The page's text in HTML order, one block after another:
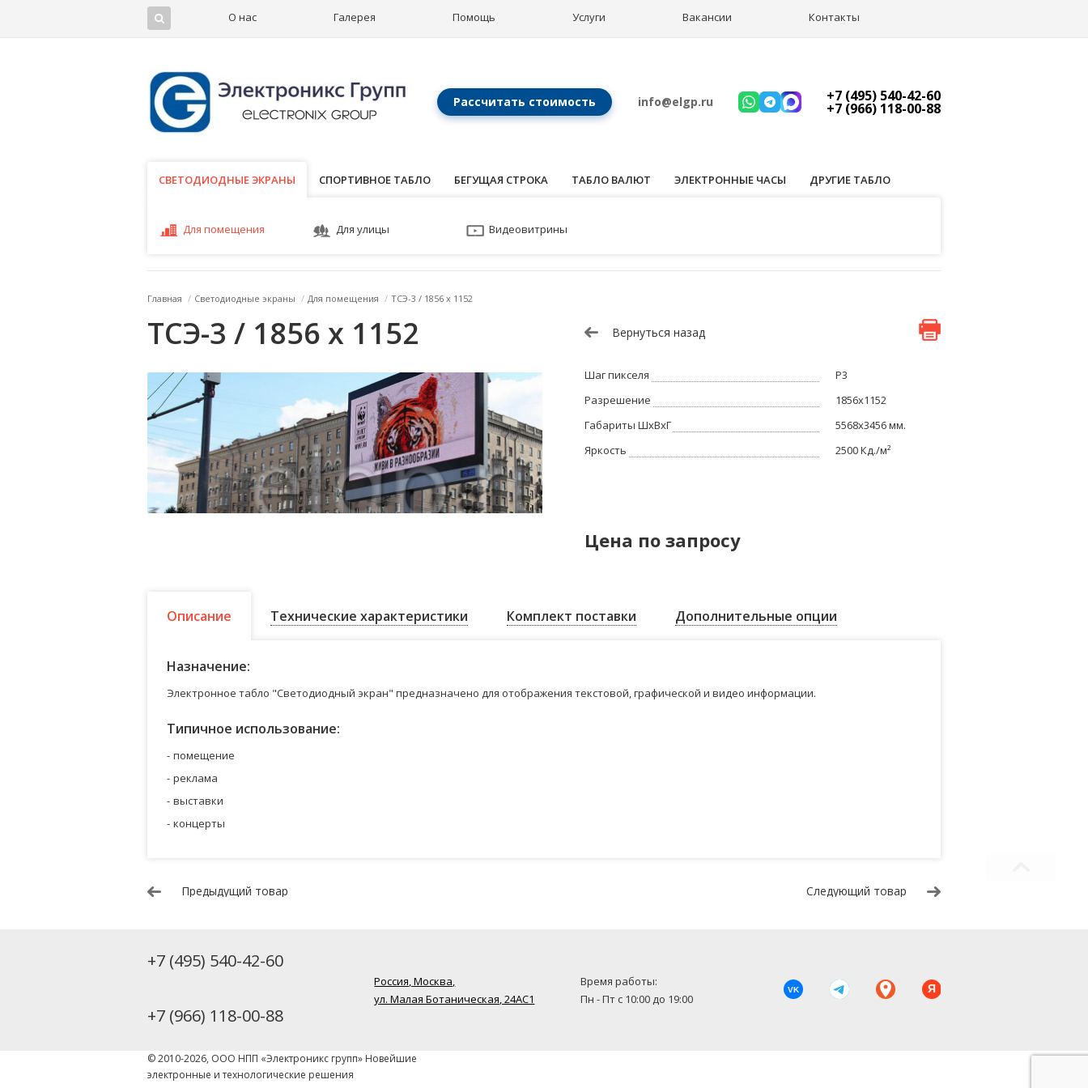
О нас Галерея Помощь Услуги Вакансии Контакты
Рассчитать стоимость info@elgp.ru +7 (495) 540-42-60
+7 (966) 118-00-88
СВЕТОДИОДНЫЕ ЭКРАНЫ
СВЕТОДИОДНЫЕ ЭКРАНЫ СПОРТИВНОЕ ТАБЛО БЕГУЩАЯ СТРОКА ТАБЛО ВАЛЮТ ЭЛЕКТРОННЫЕ ЧАСЫ ДРУГИЕ ТАБЛО
Для помещения Для улицы Видеовитрины
Главная / Светодиодные экраны / Для помещения / ТСЭ-3 / 1856 x 1152
ТСЭ-3 / 1856 x 1152 Вернуться назад
Шаг пикселя
P3
Разрешение
1856x1152
Габариты ШхВхГ
5568x3456 мм.
Яркость
2500 Кд./м²
Цена по запросу
Описание Технические характеристики Комплект поставки Дополнительные опции
Назначение:
Электронное табло "Светодиодный экран" предназначено для отображения текстовой, графической и видео информации.
Типичное использование:
помещение
реклама
выставки
концерты
Предыдущий товар Следующий товар
+7 (495) 540-42-60
+7 (966) 118-00-88
Россия, Москва,
ул. Малая Ботаническая, 24AC1
Время работы:
Пн - Пт с 10:00 до 19:00
VK Я
© 2010-2026, ООО НПП «Электроникс групп» Новейшие
электронные и технологические решения